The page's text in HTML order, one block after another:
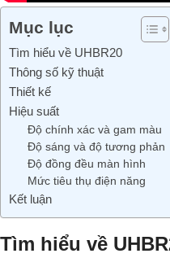
Mục lục
Tìm hiểu về UHBR20
Thông số kỹ thuật
Thiết kế
Hiệu suất
Độ chính xác và gam màu
Độ sáng và độ tương phản
Độ đồng đều màn hình
Mức tiêu thụ điện năng
Kết luận
Tìm hiểu về